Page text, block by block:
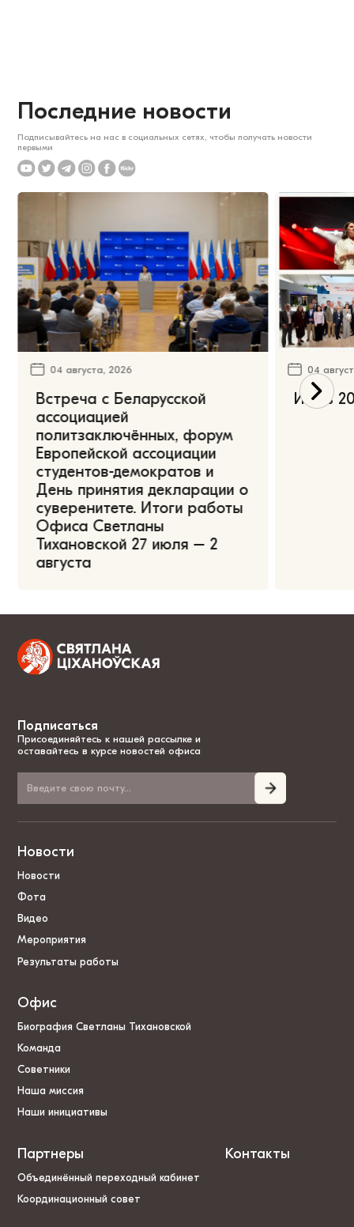
Последние новости
Подписывайтесь на нас в социальных сетях, чтобы получать новости
первыми
04 августа, 2026
Встреча с Беларусской
ассоциацией
политзаключённых, форум
Европейской ассоциации
студентов-демократов и
День принятия декларации о
суверенитете. Итоги работы
Офиса Светланы
Тихановской 27 июля – 2
августа
04
Июль
Подписаться
Присоединяйтесь к нашей рассылке и
оставайтесь в курсе новостей офиса
Новости
Новости
Фота
Видео
Мероприятия
Результаты работы
Офис
Биография Светланы Тихановской
Команда
Советники
Наша миссия
Наши инициативы
Партнеры
Объединённый переходный кабинет
Координационный совет
Контакты